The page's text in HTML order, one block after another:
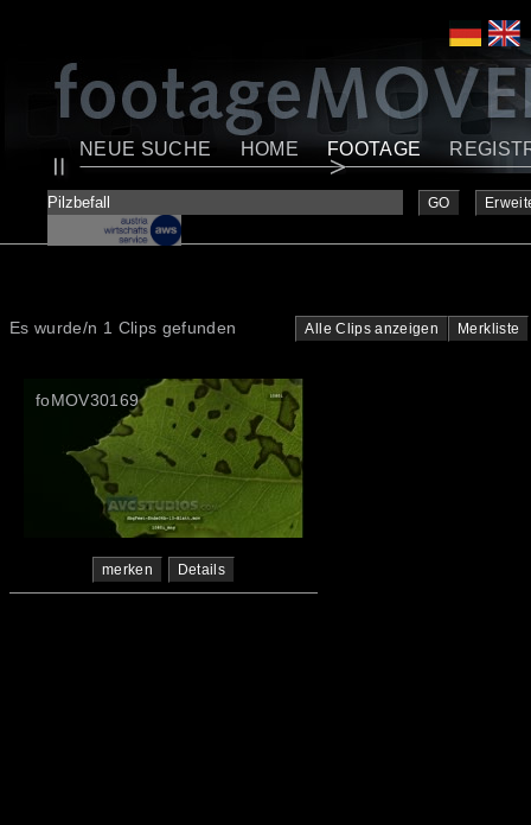
NEUE SUCHE HOME FOOTAGE
GO
Es wurde/n 1 Clips gefunden Alle Clips anzeigen Merkliste
foMOV30169
merken Details